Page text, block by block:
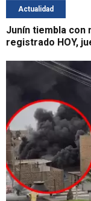
Actualidad
Junín tiembla con
registrado HOY,